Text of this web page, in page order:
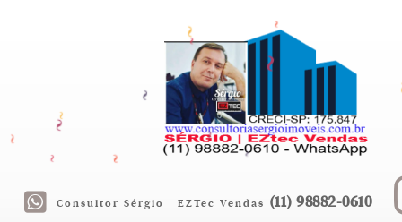
~
~
~
~
~
~
Consultor Sérgio | EZTec Vendas (11) 98882-0610